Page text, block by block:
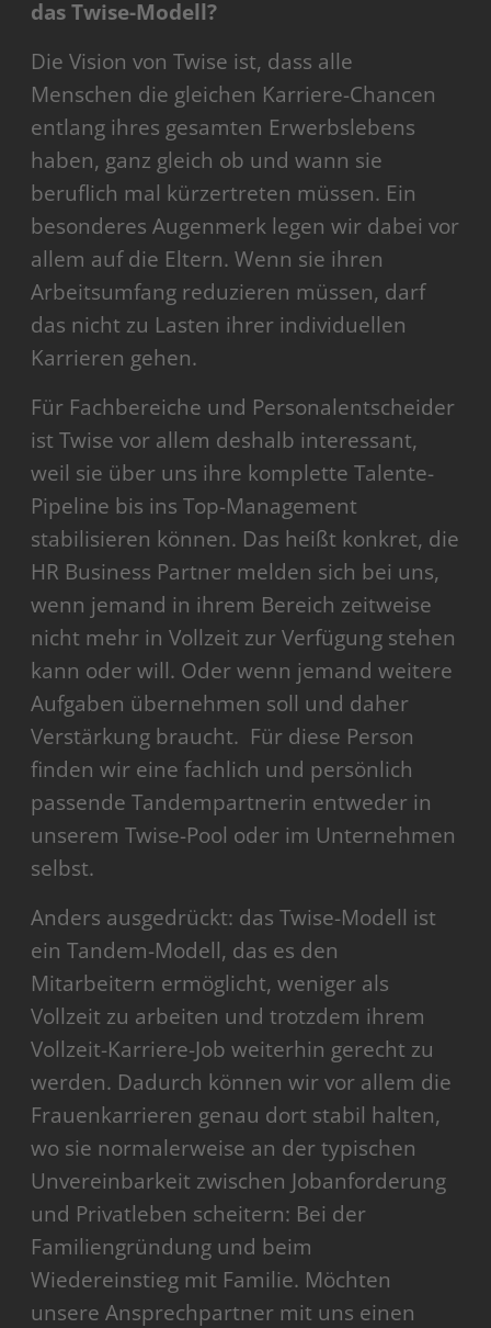
das Twise-Modell?
Die Vision von Twise ist, dass alle
Menschen die gleichen Karriere-Chancen
entlang ihres gesamten Erwerbslebens
haben, ganz gleich ob und wann sie
beruflich mal kürzertreten müssen. Ein
besonderes Augenmerk legen wir dabei vor
allem auf die Eltern. Wenn sie ihren
Arbeitsumfang reduzieren müssen, darf
das nicht zu Lasten ihrer individuellen
Karrieren gehen.
Für Fachbereiche und Personalentscheider
ist Twise vor allem deshalb interessant,
weil sie über uns ihre komplette Talente-
Pipeline bis ins Top-Management
stabilisieren können. Das heißt konkret, die
HR Business Partner melden sich bei uns,
wenn jemand in ihrem Bereich zeitweise
nicht mehr in Vollzeit zur Verfügung stehen
kann oder will. Oder wenn jemand weitere
Aufgaben übernehmen soll und daher
Verstärkung braucht. Für diese Person
finden wir eine fachlich und persönlich
passende Tandempartnerin entweder in
unserem Twise-Pool oder im Unternehmen
selbst.
Anders ausgedrückt: das Twise-Modell ist
ein Tandem-Modell, das es den
Mitarbeitern ermöglicht, weniger als
Vollzeit zu arbeiten und trotzdem ihrem
Vollzeit-Karriere-Job weiterhin gerecht zu
werden. Dadurch können wir vor allem die
Frauenkarrieren genau dort stabil halten,
wo sie normalerweise an der typischen
Unvereinbarkeit zwischen Jobanforderung
und Privatleben scheitern: Bei der
Familiengründung und beim
Wiedereinstieg mit Familie. Möchten
unsere Ansprechpartner mit uns einen